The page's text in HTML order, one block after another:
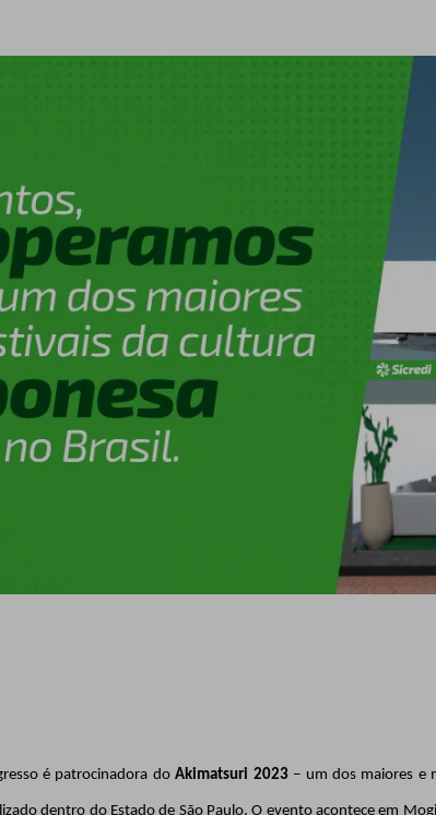
é patrocinadora doAkimatsuri 2023– um dos maiores e
dentro do Estado de São Paulo. O evento acontece em